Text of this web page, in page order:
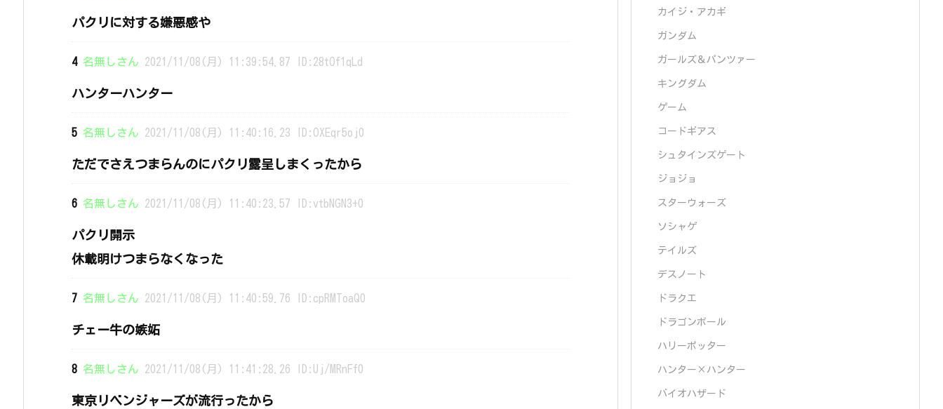
パクリに対する嫌悪感や
4 名無しさん 2021/11/08(月) 11:39:54.87 ID:28tOf1qLd
ハンターハンター
5 名無しさん 2021/11/08(月) 11:40:16.23 ID:OXEqr5oj0
ただでさえつまらんのにパクリ露呈しまくったから
6 名無しさん 2021/11/08(月) 11:40:23.57 ID:vtbNGN3+0
パクリ開示
休載明けつまらなくなった
7 名無しさん 2021/11/08(月) 11:40:59.76 ID:cpRMToaQ0
チェー牛の嫉妬
8 名無しさん 2021/11/08(月) 11:41:28.26 ID:Uj/MRnFf0
東京リベンジャーズが流行ったから
カイジ・アカギ
ガンダム
ガールズ＆パンツァー
キングダム
ゲーム
コードギアス
シュタインズゲート
ジョジョ
スターウォーズ
ソシャゲ
テイルズ
デスノート
ドラクエ
ドラゴンボール
ハリーポッター
ハンター×ハンター
バイオハザード